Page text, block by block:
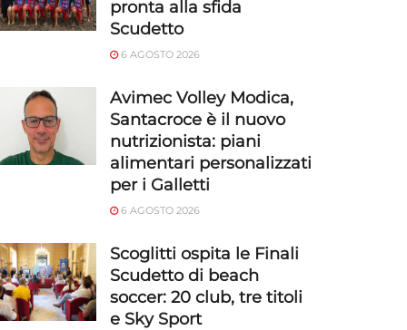
pronta alla sfida
Scudetto
6 AGOSTO 2026
Avimec Volley Modica,
Santacroce è il nuovo
nutrizionista: piani
alimentari personalizzati
per i Galletti
6 AGOSTO 2026
Scoglitti ospita le Finali
Scudetto di beach
soccer: 20 club, tre titoli
e Sky Sport